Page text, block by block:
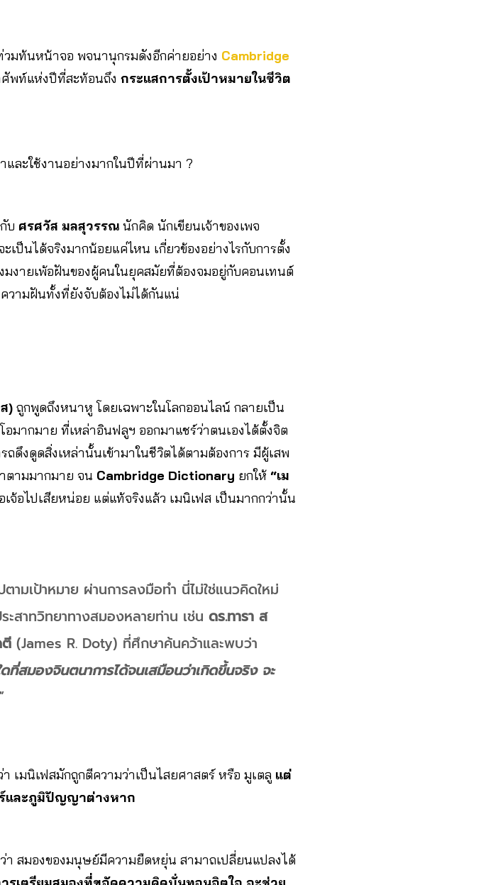
มท้นหน้าจอ พจนานุกรมดังอีกค่ายอย่าง Cambridge
พท์แห่งปีที่สะท้อนถึง กระแสการตั้งเป้าหมายในชีวิต
และใช้งานอย่างมากในปีที่ผ่านมา ?
บ ศรศวัส มลสุวรรณ นักคิด นักเขียนเจ้าของเพจ
เป็นได้จริงมากน้อยแค่ไหน เกี่ยวข้องอย่างไรกับการตั้ง
มงายเพ้อฝันของผู้คนในยุคสมัยที่ต้องจมอยู่กับคอนเทนต์
ามฝันทั้งที่ยังจับต้องไม่ได้กันแน่
) ถูกพูดถึงหนาหู โดยเฉพาะในโลกออนไลน์ กลายเป็น
อมากมาย ที่เหล่าอินฟลูฯ ออกมาแชร์ว่าตนเองได้ตั้งจิต
ดึงดูดสิ่งเหล่านั้นเข้ามาในชีวิตได้ตามต้องการ มีผู้เสพ
ตามมากมาย จน Cambridge Dictionary ยกให้ “เม
จ้อไปเสียหน่อย แต่แท้จริงแล้ว เมนิเฟส เป็นมากกว่านั้น
ตามเป้าหมาย ผ่านการลงมือทำ นี่ไม่ใช่แนวคิดใหม่
สาทวิทยาทางสมองหลายท่าน เช่น ดร.ทารา ส
ตี (James R. Doty) ที่ศึกษาค้นคว้าและพบว่า
สมองจินตนาการได้จนเสมือนว่าเกิดขึ้นจริง จะ
เมนิเฟสมักถูกตีความว่าเป็นไสยศาสตร์ หรือ มูเตลู แต่
และภูมิปัญญาต่างหาก
า สมองของมนุษย์มีความยืดหยุ่น สามาถเปลี่ยนแปลงได้